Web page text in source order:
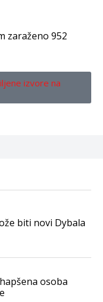
zaraženo 952
izvore na
biti novi Dybala
osoba